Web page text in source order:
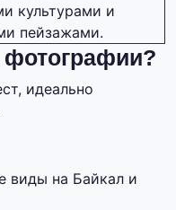
культурами и
пейзажами.
идеально
виды на Байкал и